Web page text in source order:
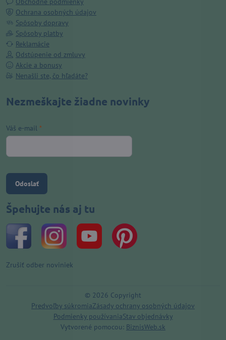
Ochrana osobných údajov
Spôsoby dopravy
Spôsoby platby
Reklamácie
Odstúpenie od zmluvy
Akcie a bonusy
Nenašli ste, čo hľadáte?
Nezmeškajte žiadne novinky
Váš e-mail *
Odoslať
Špehujte nás aj tu
Zrušiť odber noviniek
© 2026 Copyright
Predvoľby súkromiaZásady ochrany osobných údajov
Podmienky používaniaStav objednávky
Vytvorené pomocou: BiznisWeb.sk